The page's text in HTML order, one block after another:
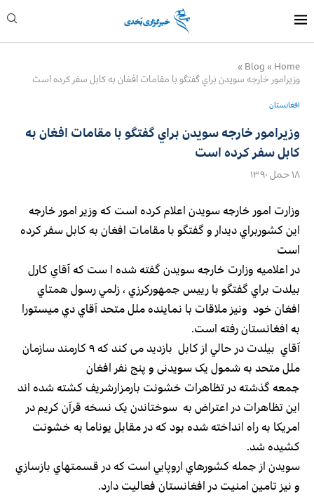
Home
»
Blog
»
وزیرامور خارجه سویدن براي گفتگو با مقامات افغان به كابل سفر كرده است
افغانستان
وزیرامور خارجه سویدن براي گفتگو با مقامات افغان به
كابل سفر كرده است
۱۸ حمل ۱۳۹۰
وزارت امور خارجه سویدن اعلام کرده است كه وزير امور خارجه
اين كشوربراي ديدار و گفتگو با مقامات افغان به كابل سفر كرده
است
در اعلاميه وزارت خارجه سويدن گفته شده ا ست كه آقاي كارل
بيلدت براي گفتگو با رييس جمهوركرزي ، زلمي رسول همتاي
افغان خود ونيز ملاقات با نماينده ملل متحد آقاي دي ميستورا
به افغانستان رفته است.
آقاي بیلدت در حالي از كابل بازدید می کند که ۹ کارمند سازمان
ملل متحد به شمول یک سویدنی و پنج نفر افغان
جمعه گذشته در تظاهرات خشونت بارمزارشريف كشته شده اند
این تظاهرات در اعتراض به سوختاندن یک نسخه قرآن کریم در
امریکا به راه انداخته شده بود كه در مقابل يوناما به خشونت
كشيده شد.
سويدن از جمله كشورهاي اروپايي است كه در قسمتهاي بازسازي
و نيز تامين امنيت در افغانستان فعاليت دارد.